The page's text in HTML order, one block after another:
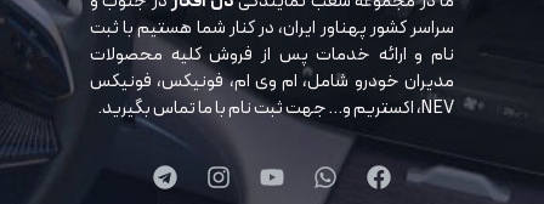
سراسر کشور پهناور ایران، در کنار شما هستیم با ثبت
نام و ارائه خدمات پس از فروش کلیه محصولات
مدیران خودرو شامل، ام وی ام، فونیکس، فونیکس
NEV، اکستریم و… جهت ثبت نام با ما تماس بگیرید.